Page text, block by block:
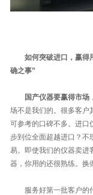
如何突破进口，赢得
确之事”
国产仪器要赢得市场
场不是我们的。很多客户
可参考的口碑不多。进口
步到位全面超越进口？不
易。即使我们的仪器卖进
器，你用的还很熟练。换
服务好第一批客户的